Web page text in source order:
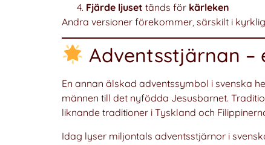
Fjärde ljuset tänds för kärleken
Andra versioner förekommer, särskilt i
Adventsstjärnan –
En annan älskad adventssymbol i svenska
männen till det nyfödda Jesusbarnet.
liknande traditioner i Tyskland och
Idag lyser miljontals adventsstjärnor i